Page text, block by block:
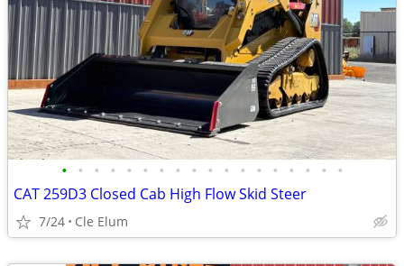
• • • • • • • • • • • • • • • • • •
CAT 259D3 Closed Cab High Flow Skid Steer
7/24 Cle Elum